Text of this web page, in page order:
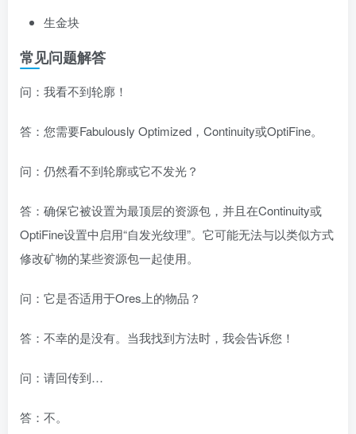
生金块
常见问题解答
问：我看不到轮廓！
答：您需要Fabulously Optimized，Continuity或OptiFine。
问：仍然看不到轮廓或它不发光？
答：确保它被设置为最顶层的资源包，并且在Continuity或
OptiFine设置中启用“自发光纹理”。它可能无法与以类似方式
修改矿物的某些资源包一起使用。
问：它是否适用于Ores上的物品？
答：不幸的是没有。当我找到方法时，我会告诉您！
问：请回传到…
答：不。